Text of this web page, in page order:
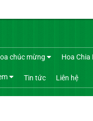
chúc mừng Hoa Chia
Tin tức Liên hệ